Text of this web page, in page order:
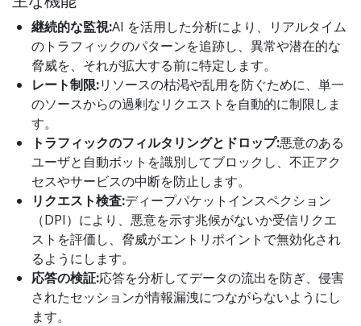
継続的な監視:AI を活用した分析により、リアルタイム
のトラフィックのパターンを追跡し、異常や潜在的な
脅威を、それが拡大する前に特定します。
レート制限:リソースの枯渇や乱用を防ぐために、単一
のソースからの過剰なリクエストを自動的に制限しま
す。
トラフィックのフィルタリングとドロップ:悪意のある
ユーザと自動ボットを識別してブロックし、不正アク
セスやサービスの中断を防止します。
リクエスト検査:ディープパケットインスペクション
（DPI）により、悪意を示す兆候がないか受信リクエ
ストを評価し、脅威がエントリポイントで無効化され
るようにします。
応答の検証:応答を分析してデータの流出を防ぎ、侵害
されたセッションが情報漏洩につながらないようにし
ます。